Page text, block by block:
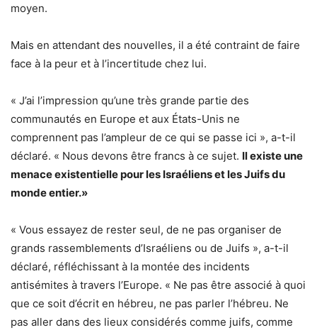
moyen.
Mais en attendant des nouvelles, il a été contraint de faire
face à la peur et à l’incertitude chez lui.
« J’ai l’impression qu’une très grande partie des
communautés en Europe et aux États-Unis ne
comprennent pas l’ampleur de ce qui se passe ici », a-t-il
déclaré. « Nous devons être francs à ce sujet. Il existe une
menace existentielle pour les Israéliens et les Juifs du
monde entier.»
« Vous essayez de rester seul, de ne pas organiser de
grands rassemblements d’Israéliens ou de Juifs », a-t-il
déclaré, réfléchissant à la montée des incidents
antisémites à travers l’Europe. « Ne pas être associé à quoi
que ce soit d’écrit en hébreu, ne pas parler l’hébreu. Ne
pas aller dans des lieux considérés comme juifs, comme